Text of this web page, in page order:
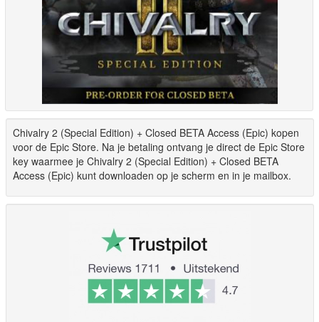
Chivalry 2 (Special Edition) + Closed BETA Access (Epic) kopen
voor de Epic Store. Na je betaling ontvang je direct de Epic Store
key waarmee je Chivalry 2 (Special Edition) + Closed BETA
Access (Epic) kunt downloaden op je scherm en in je mailbox.